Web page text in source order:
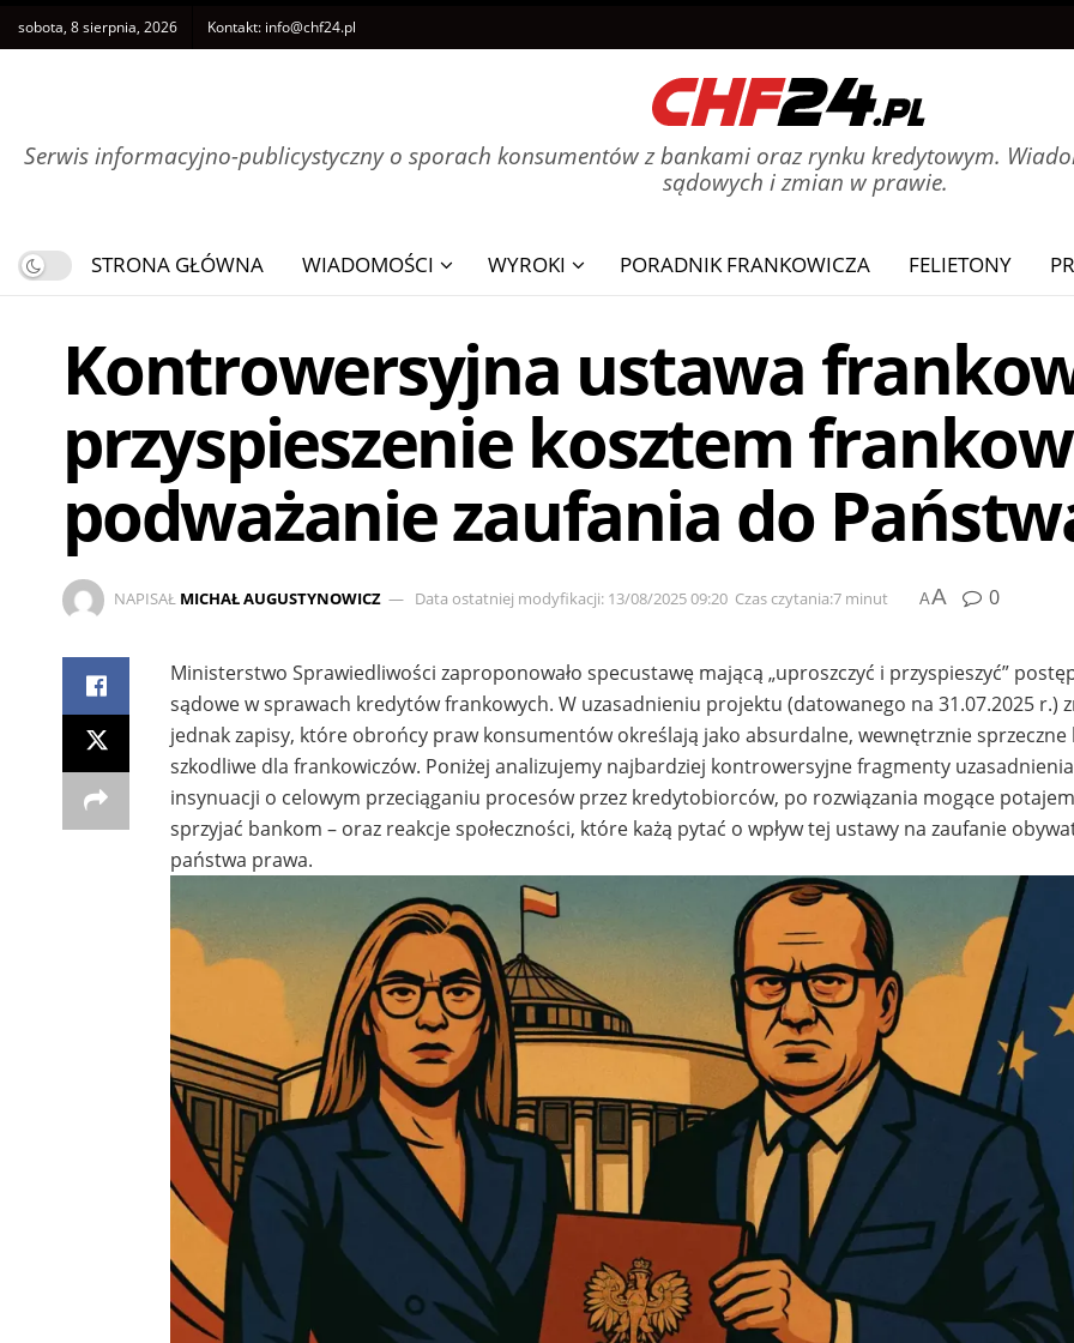
sobota, 8 sierpnia, 2026 Kontakt: info@chf24.pl
Serwis informacyjno-publicystyczny o sporach konsumentów z bankami oraz rynku kredytowym.
sądowych i zmian w prawie.
STRONA GŁÓWNA WIADOMOŚCI WYROKI PORADNIK FRANKOWICZA FELIETONY
Kontrowersyjna ustawa
przyspieszenie kosztem
podważanie zaufania do
NAPISAŁ MICHAŁ AUGUSTYNOWICZ Data ostatniej modyfikacji: 13/08/2025 09:20 Czas czytania:7 minut AA 0
Ministerstwo Sprawiedliwości zaproponowało specustawę mającą „uproszczyć i przyspieszyć”
sądowe w sprawach kredytów frankowych. W uzasadnieniu projektu (datowanego na 31.07.2025 r.)
jednak zapisy, które obrońcy praw konsumentów określają jako absurdalne, wewnętrznie sprzeczne
szkodliwe dla frankowiczów. Poniżej analizujemy najbardziej kontrowersyjne fragmenty
insynuacji o celowym przeciąganiu procesów przez kredytobiorców, po rozwiązania mogące
sprzyjać bankom – oraz reakcje społeczności, które każą pytać o wpływ tej ustawy na zaufanie
państwa prawa.